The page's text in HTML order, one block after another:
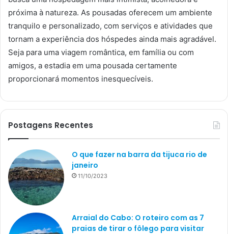
próxima à natureza. As pousadas oferecem um ambiente
tranquilo e personalizado, com serviços e atividades que
tornam a experiência dos hóspedes ainda mais agradável.
Seja para uma viagem romântica, em família ou com
amigos, a estadia em uma pousada certamente
proporcionará momentos inesquecíveis.
Postagens Recentes
O que fazer na barra da tijuca rio de
janeiro
11/10/2023
Arraial do Cabo: O roteiro com as 7
praias de tirar o fôlego para visitar